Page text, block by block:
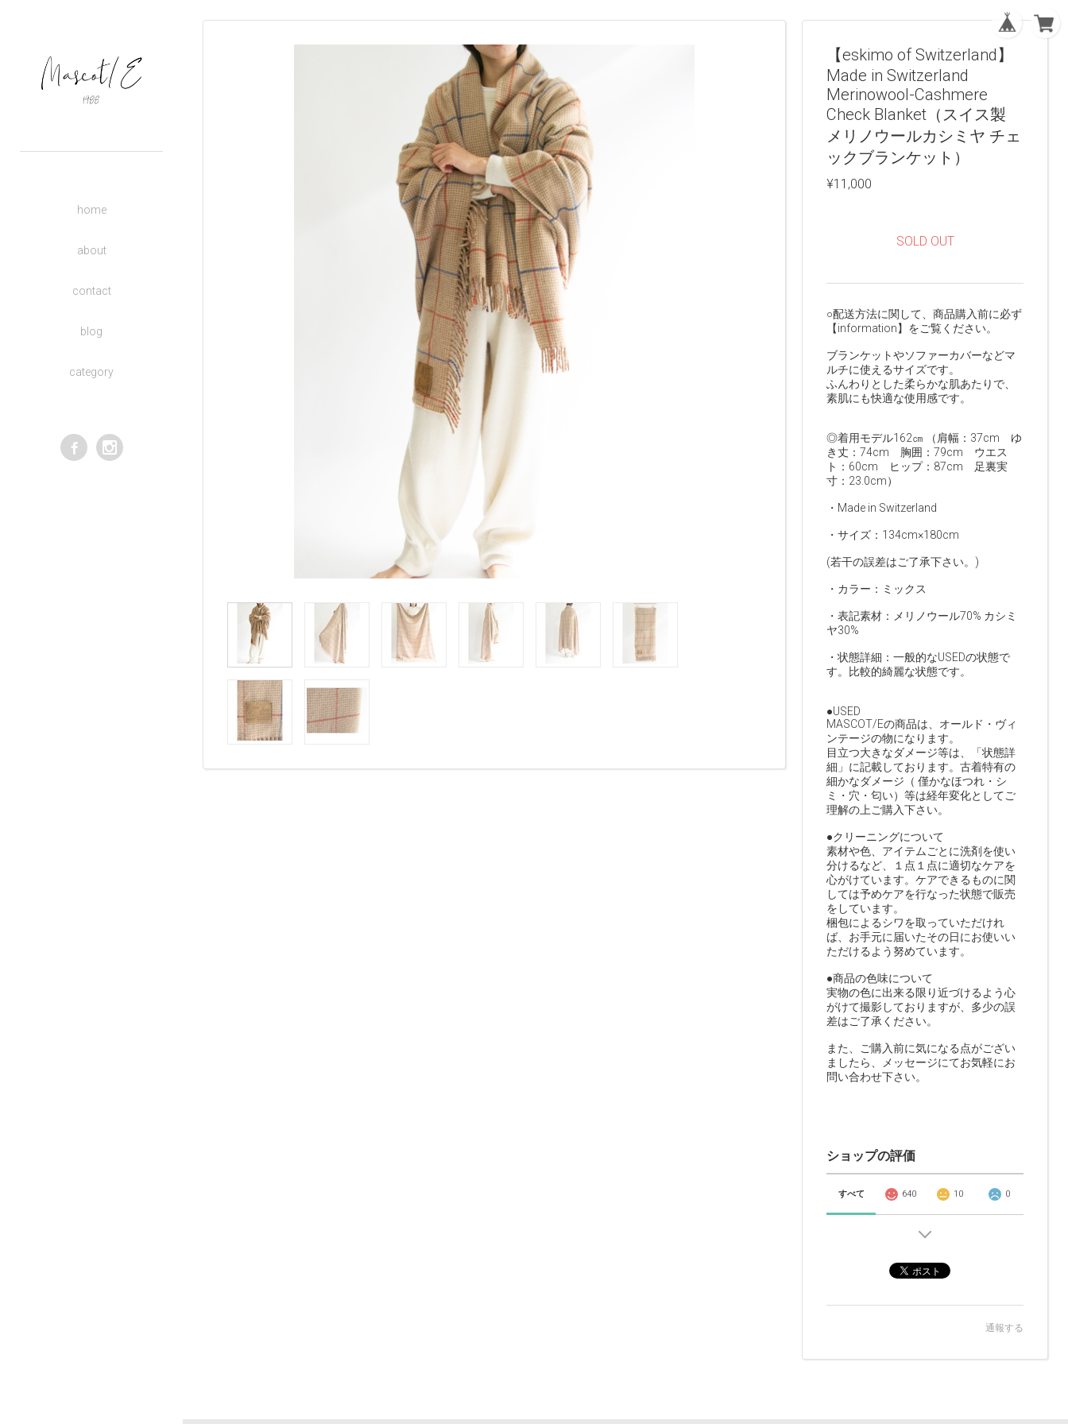
home
about
contact
blog
category
【eskimo of Switzerland】
Made in Switzerland
Merinowool-Cashmere
Check Blanket（スイス製
メリノウールカシミヤ チェ
ックブランケット）
¥11,000
SOLD OUT
○配送方法に関して、商品購入前に必ず
【information】をご覧ください。
ブランケットやソファーカバーなどマ
ルチに使えるサイズです。
ふんわりとした柔らかな肌あたりで、
素肌にも快適な使用感です。
◎着用モデル162㎝ （肩幅：37cm ゆ
き丈：74cm 胸囲：79cm ウエス
ト：60cm ヒップ：87cm 足裏実
寸：23.0cm）
・Made in Switzerland
・サイズ：134cm×180cm
(若干の誤差はご了承下さい。)
・カラー：ミックス
・表記素材：メリノウール70% カシミ
ヤ30%
・状態詳細：一般的なUSEDの状態で
す。比較的綺麗な状態です。
●USED
MASCOT/Eの商品は、オールド・ヴィ
ンテージの物になります。
目立つ大きなダメージ等は、「状態詳
細」に記載しております。古着特有の
細かなダメージ（ 僅かなほつれ・シ
ミ・穴・匂い）等は経年変化としてご
理解の上ご購入下さい。
●クリーニングについて
素材や色、アイテムごとに洗剤を使い
分けるなど、１点１点に適切なケアを
心がけています。ケアできるものに関
しては予めケアを行なった状態で販売
をしています。
梱包によるシワを取っていただけれ
ば、お手元に届いたその日にお使いい
ただけるよう努めています。
●商品の色味について
実物の色に出来る限り近づけるよう心
がけて撮影しておりますが、多少の誤
差はご了承ください。
また、ご購入前に気になる点がござい
ましたら、メッセージにてお気軽にお
問い合わせ下さい。
ショップの評価
すべて 640 10 0
通報する